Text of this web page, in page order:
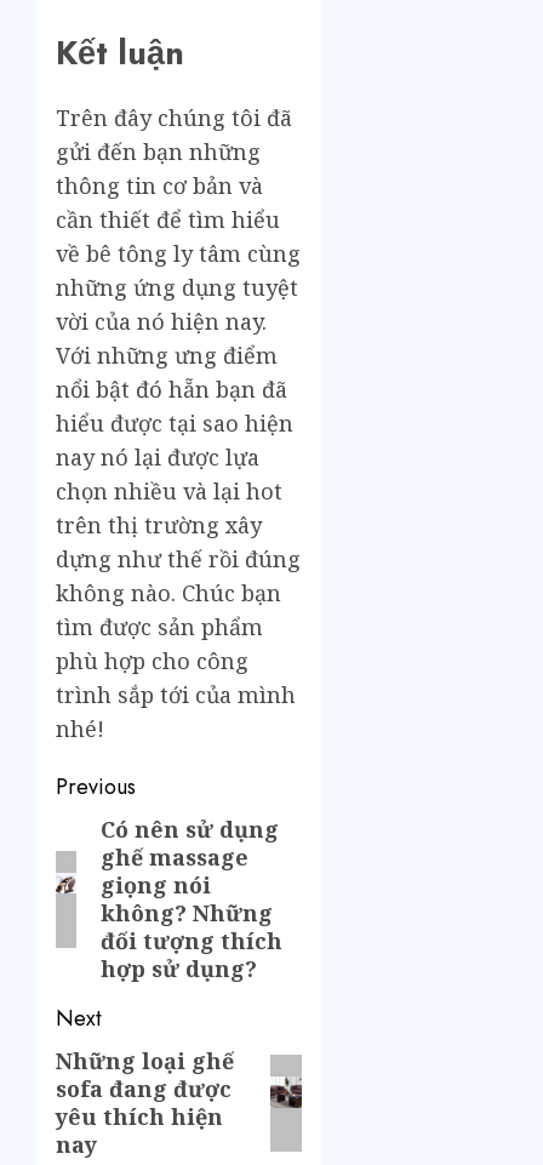
Kết luận
Trên đây chúng tôi đã
gửi đến bạn những
thông tin cơ bản và
cần thiết để tìm hiểu
về bê tông ly tâm cùng
những ứng dụng tuyệt
vời của nó hiện nay.
Với những ưng điểm
nổi bật đó hẵn bạn đã
hiểu được tại sao hiện
nay nó lại được lựa
chọn nhiều và lại hot
trên thị trường xây
dựng như thế rồi đúng
không nào. Chúc bạn
tìm được sản phẩm
phù hợp cho công
trình sắp tới của mình
nhé!
Previous
Có nên sử dụng
ghế massage
giọng nói
không? Những
đối tượng thích
hợp sử dụng?
Next
Những loại ghế
sofa đang được
yêu thích hiện
nay